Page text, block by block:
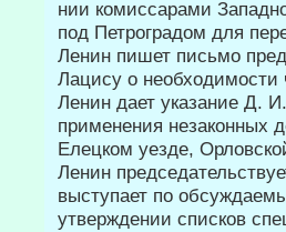
нии комиссарами
под Петроградом для
Ленин пишет письмо
Лацису о необходимости
Ленин дает указание Д.
применения незаконных
Елецком уезде,
Ленин
выступает по
утверждении списков